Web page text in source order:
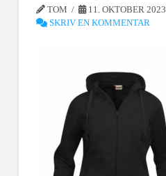
TOM
11. OKTOBER 2023
SKRIV EN KOMMENTAR